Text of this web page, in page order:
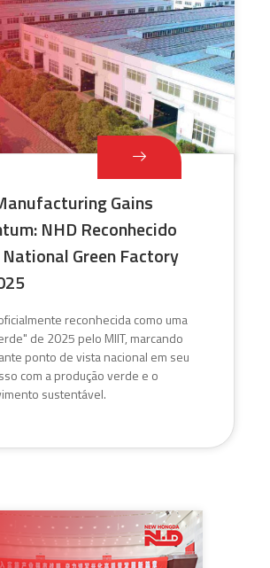
Gains
NHD Reconhecido
National Green Factory
reconhecida como uma
de 2025 pelo MIIT, marcando
ponto de vista nacional em seu
com a produção verde e o
sustentável.